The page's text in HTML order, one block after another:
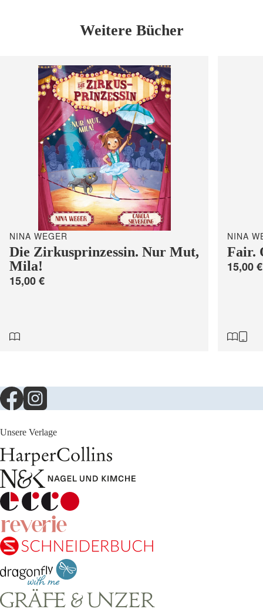
Weitere Bücher
NINA WEGER
Die Zirkusprinzessin. Nur Mut,
Mila!
15,00 €
NINA
Fair.
15,00 €
Unsere Verlage